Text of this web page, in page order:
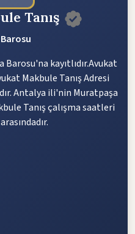
Tanış
kayıtlıdır.Avukat
Makbule Tanış Adresi
Antalya ili'nin Muratpaşa
Tanış çalışma saatleri